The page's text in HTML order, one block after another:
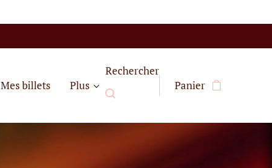
Mes billets Plus
Rechercher
Panier